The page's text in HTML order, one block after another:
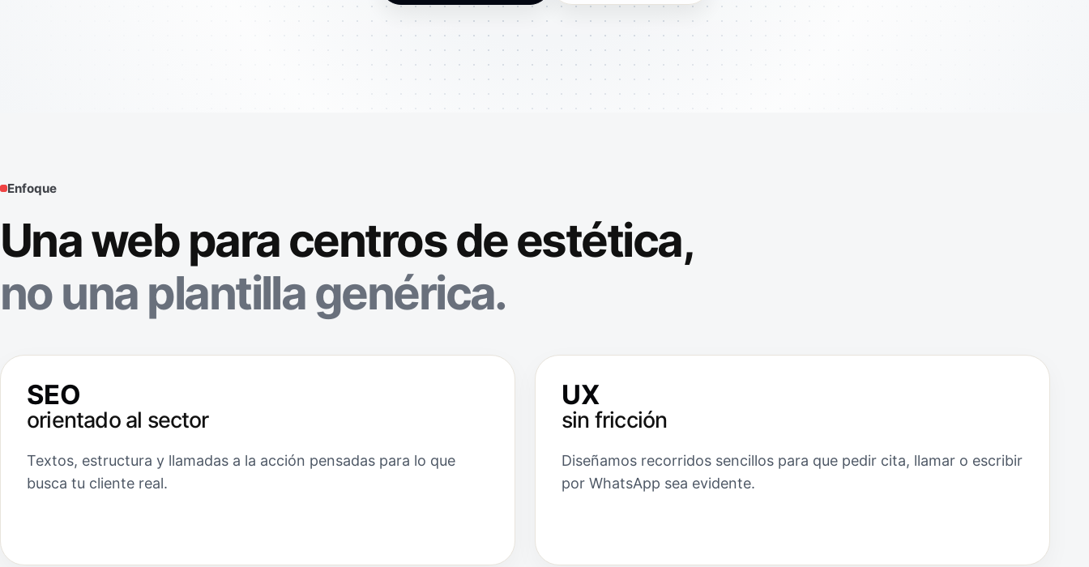
Enfoque
Una web para centros de estética,
no una plantilla genérica.
SEO
orientado al sector
Textos, estructura y llamadas a la acción pensadas para lo que
busca tu cliente real.
UX
sin fricción
Diseñamos recorridos sencillos para que pedir cita, llamar o escribir
por WhatsApp sea evidente.